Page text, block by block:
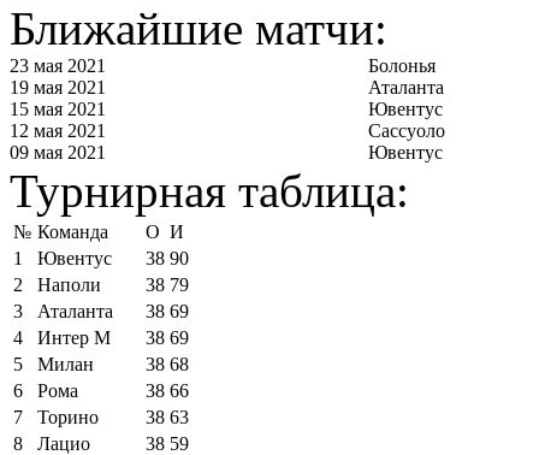
Ближайшие матчи:
23 мая 2021
Болонья
19 мая 2021
Аталанта
15 мая 2021
Ювентус
12 мая 2021
Сассуоло
09 мая 2021
Ювентус
Турнирная таблица:
№ Команда О И
1
Ювентус 38 90
2
Наполи 38 79
3
Аталанта 38 69
4
Интер М 38 69
5
Милан 38 68
6
Рома 38 66
7
Торино 38 63
8
Лацио 38 59